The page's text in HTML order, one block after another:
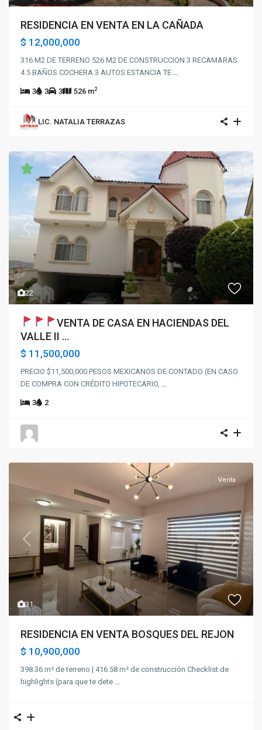
RESIDENCIA EN VENTA EN LA CAÑADA
$ 12,000,000
316 M2 DE TERRENO 526 M2 DE CONSTRUCCION 3 RECAMARAS
4.5 BAÑOS COCHERA 3 AUTOS ESTANCIA TE
3 3 3 526 m2
LIC. NATALIA TERRAZAS
22
Previous Next
Venta
VENTA DE CASA EN HACIENDAS DEL
VALLE II ...
$ 11,500,000
PRECIO $11,500,000 PESOS MEXICANOS DE CONTADO (EN CASO
DE COMPRA CON CRÉDITO HIPOTECARIO,
3 2
31
Previous Next
Venta
RESIDENCIA EN VENTA BOSQUES DEL REJON
$ 10,900,000
398.36 m² de terreno | 416.58 m² de construcción Checklist de
highlights (para que te dete